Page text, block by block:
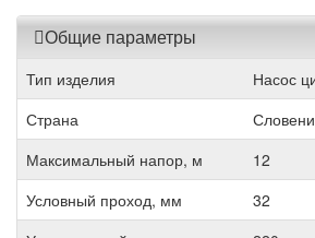
Общие параметры
Тип изделия
Насос
Страна
Максимальный напор, м
12
Условный проход, мм
32